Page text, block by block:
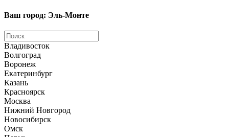
Ваш город: Эль-Монте
Владивосток
Волгоград
Воронеж
Екатеринбург
Казань
Красноярск
Москва
Нижний Новгород
Новосибирск
Омск